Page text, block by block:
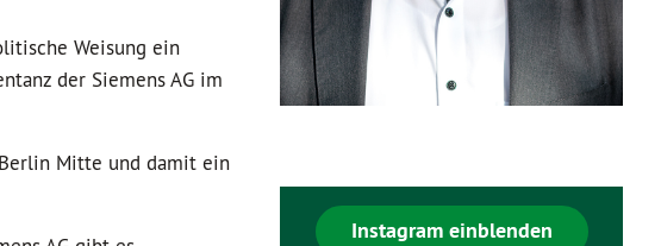
Weisung ein
der Siemens AG im
Mitte und damit ein
Instagram einblenden